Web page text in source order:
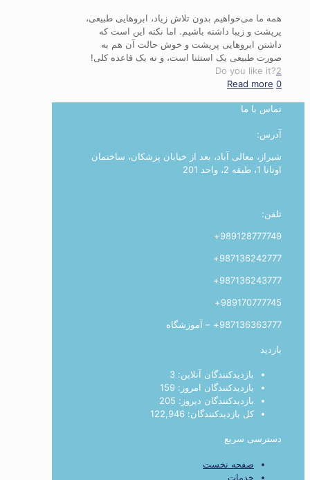
همه ما می‌خواهیم بدون تلاش زیاد، ابروهایی طبیعی،
پرپشت و زیبا داشته باشیم. اما نکته این است که
داشتن ابروهایی پرپشت و خوش حالت آن هم به
صورت طبیعی یک استثنا است، و نه یک قاعده کلی!
Do you like it?2
0
Read more
تماس با ما
آدرس:
شیراز، معالی آباد، بعد از خیابان پزشکان، ساختمان
اوتانا 1، طبقه 2، واحد 201
تلفن:
989128777749+
987136242777+
987136243777+
989170777745+
987136363777+ – آموزشگاه
بازدید
بازدیدکنندگان آنلاین: 3
بازدیدکنندگان امروز: 159
بازدیدکنندگان دیروز: 205
کل بازدیدکنند‌گان: 122,946
دسترسی سریع
صفحه نخست
خدمات